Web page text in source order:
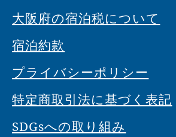
大阪府の宿泊税について
宿泊約款
プライバシーポリシー
特定商取引法に基づく表記
SDGsへの取り組み